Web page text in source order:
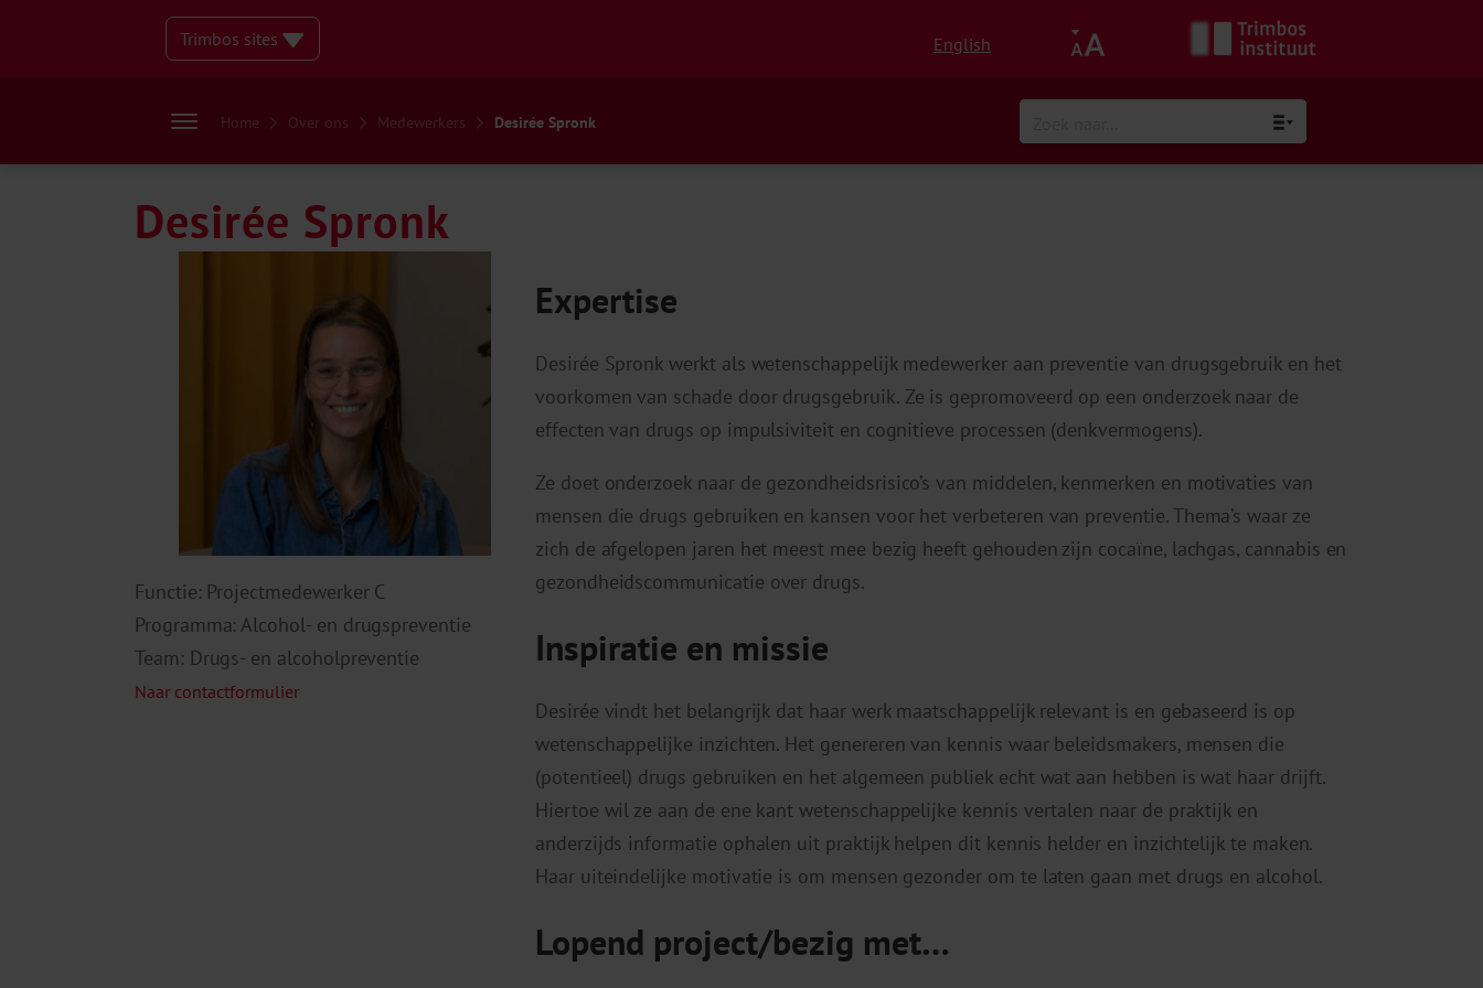
Trimbos sites English
Home Over ons Medewerkers Desirée Spronk
Desirée Spronk
Functie: Projectmedewerker C
Programma: Alcohol- en drugspreventie
Team: Drugs- en alcoholpreventie
Naar contactformulier
Expertise
Desirée Spronk werkt als wetenschappelijk medewerker aan preventie van drugsgebruik en het
voorkomen van schade door drugsgebruik. Ze is gepromoveerd op een onderzoek naar de
effecten van drugs op impulsiviteit en cognitieve processen (denkvermogens).
Ze doet onderzoek naar de gezondheidsrisico’s van middelen, kenmerken en motivaties van
mensen die drugs gebruiken en kansen voor het verbeteren van preventie. Thema’s waar ze
zich de afgelopen jaren het meest mee bezig heeft gehouden zijn cocaïne, lachgas, cannabis en
gezondheidscommunicatie over drugs.
Inspiratie en missie
Desirée vindt het belangrijk dat haar werk maatschappelijk relevant is en gebaseerd is op
wetenschappelijke inzichten. Het genereren van kennis waar beleidsmakers, mensen die
(potentieel) drugs gebruiken en het algemeen publiek echt wat aan hebben is wat haar drijft.
Hiertoe wil ze aan de ene kant wetenschappelijke kennis vertalen naar de praktijk en
anderzijds informatie ophalen uit praktijk helpen dit kennis helder en inzichtelijk te maken.
Haar uiteindelijke motivatie is om mensen gezonder om te laten gaan met drugs en alcohol.
Lopend project/bezig met…